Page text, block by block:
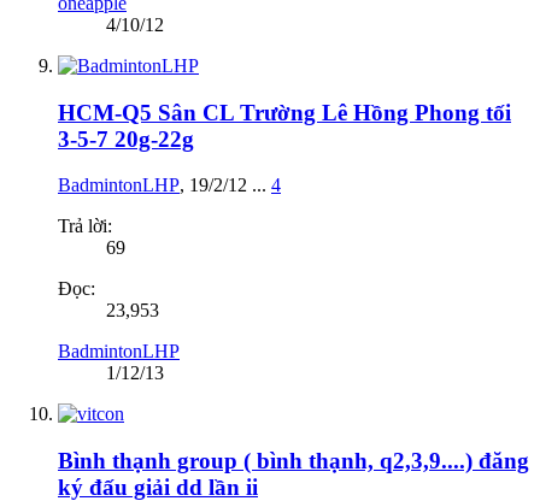
4/10/12
HCM-Q5 Sân CL Trường Lê Hồng Phong tối
3-5-7 20g-22g
BadmintonLHP, 19/2/12 ... 4
Trả lời:
69
Đọc:
23,953
BadmintonLHP
1/12/13
Bình thạnh group ( bình thạnh, q2,3,9....) đăng
ký đấu giải dd lần ii